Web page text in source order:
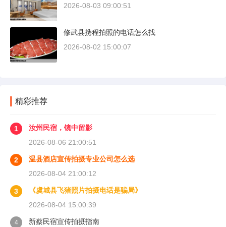
2026-08-03 09:00:51
修武县携程拍照的电话怎么找
2026-08-02 15:00:07
精彩推荐
1
汝州民宿，镜中留影
2026-08-06 21:00:51
2
温县酒店宣传拍摄专业公司怎么选
2026-08-04 21:00:12
3
《虞城县飞猪照片拍摄电话是骗局》
2026-08-04 15:00:39
4
新蔡民宿宣传拍摄指南